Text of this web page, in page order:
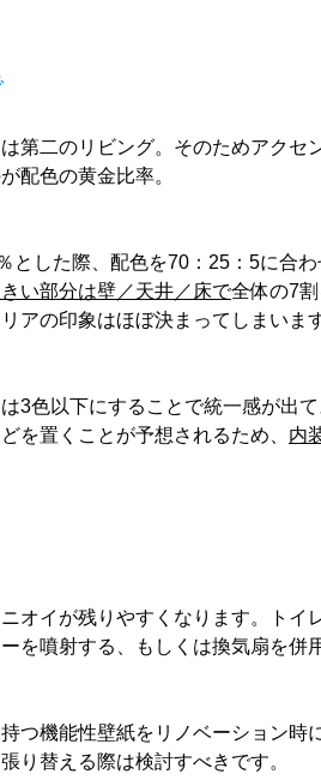
第二のリビング。そのためアクセ
配色の黄金比率。
とした際、配色を70：25：5に合
い部分は壁／天井／床で全体の7
アの印象はほぼ決まってしまいます
3色以下にすることで統一感が出
を置くことが予想されるため、 内
オイが残りやすくなります。ト
を噴射する、もしくは換気扇を併
つ機能性壁紙をリノベーション時
り替える際は検討すべきです。